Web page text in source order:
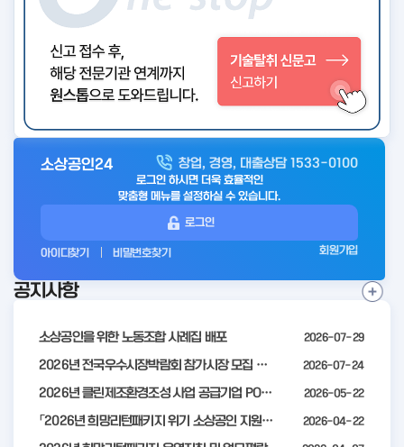
아
전
소상공인24 창업, 경영, 대출상담 1533-0100
로그인 하시면 더욱 효율적인
맞춤형 메뉴를 설정하실 수 있습니다.
로그인
아이디찾기 비밀번호찾기 회원가입
공지사항
소상공인을 위한 노동조합 사례집 배포 2026-07-29
2026년 전국우수시장박람회 참가시장 모집 공고 2026-07-24
2026년 클린제조환경조성 사업 공급기업 POOL 안내 2026-05-22
「2026년 희망리턴패키지 위기 소상공인 지원」모집 통합 2차 수정 공고 2026-04-22
공